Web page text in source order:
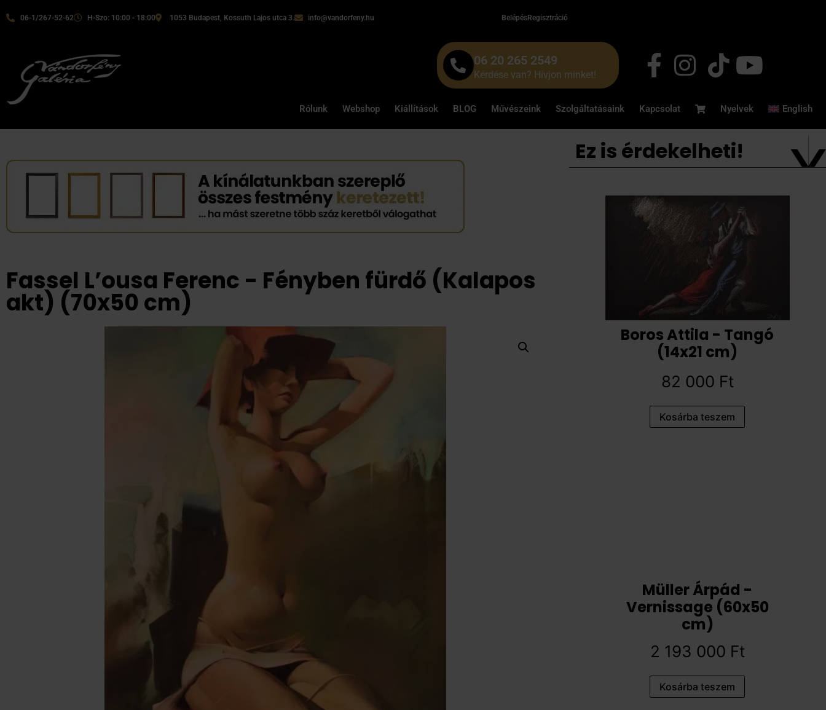
06-1/267-52-62 H-Szo: 10:00 - 18:00 1053 Budapest, Kossuth Lajos utca 3. info@vandorfeny.hu BelépésRegisztráció
06 20 265 2549
Kérdése van? Hívjon minket!
Rólunk Webshop Kiállítások BLOG Művészeink Szolgáltatásaink Kapcsolat Nyelvek English
Fassel L’ousa Ferenc - Fényben fürdő (Kalapos
akt) (70x50 cm)
Ez is érdekelheti!
Boros Attila - Tangó
(14x21 cm)
82 000 Ft
Kosárba teszem
Müller Árpád -
Vernissage (60x50
cm)
2 193 000 Ft
Kosárba teszem